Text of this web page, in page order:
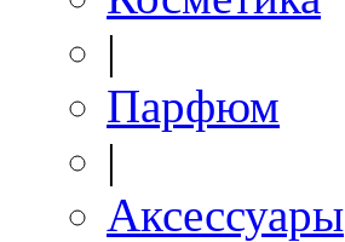
|
Парфюм
|
Аксессуары